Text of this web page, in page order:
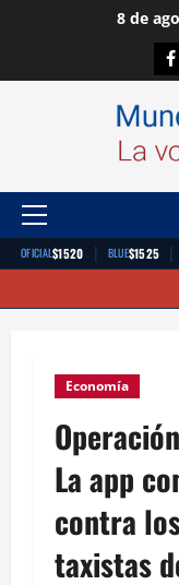
8 de
Menú
principal
OFICIAL$1520 | BLUE$1525 |
Economía
La app
contra
taxistas